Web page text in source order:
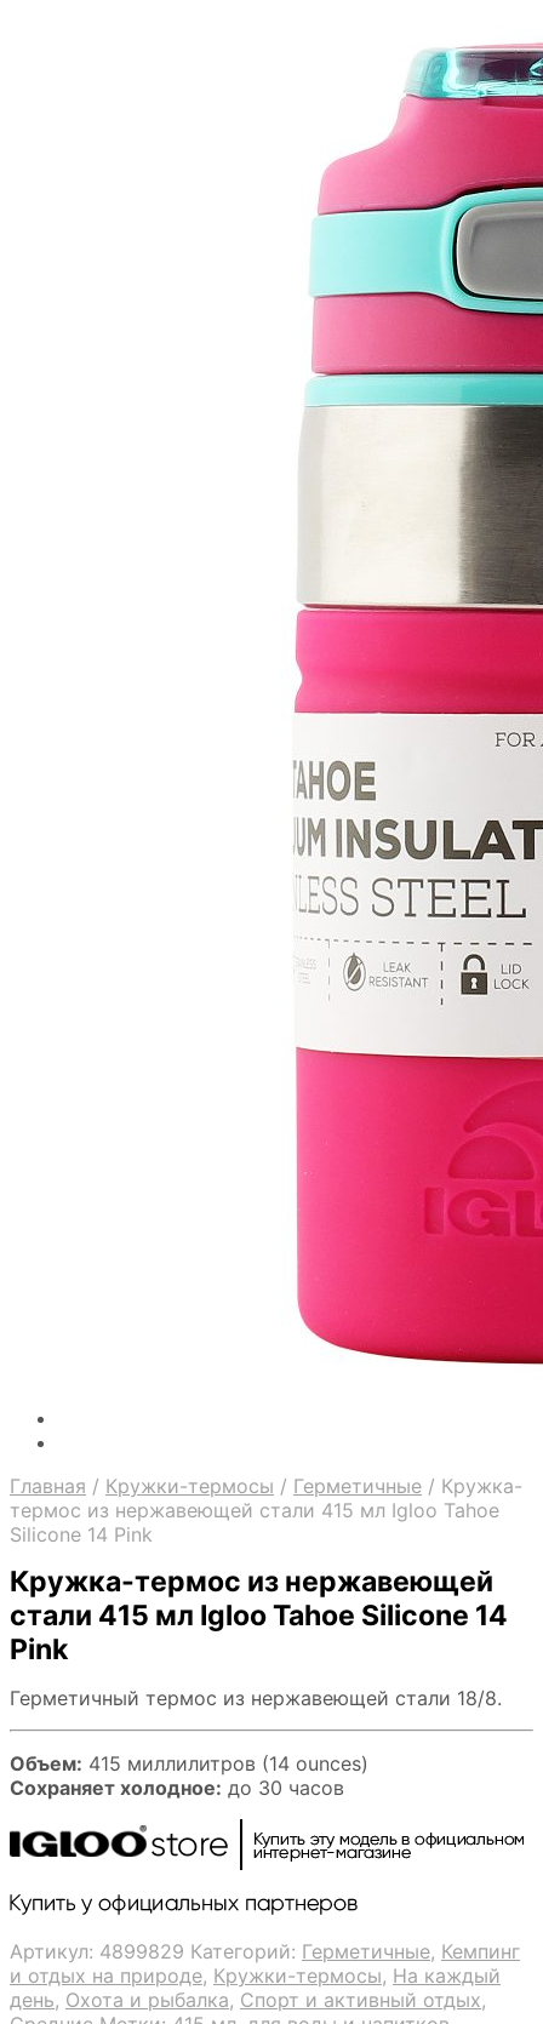
Главная / Кружки-термосы / Герметичные / Кружка-
термос из нержавеющей стали 415 мл Igloo Tahoe
Silicone 14 Pink
Кружка-термос из нержавеющей
стали 415 мл Igloo Tahoe Silicone 14
Pink
Герметичный термос из нержавеющей стали 18/8.
Объем: 415 миллилитров (14 ounces)
Сохраняет холодное: до 30 часов
Артикул: 4899829 Категорий: Герметичные, Кемпинг
и отдых на природе, Кружки-термосы, На каждый
день, Охота и рыбалка, Спорт и активный отдых,